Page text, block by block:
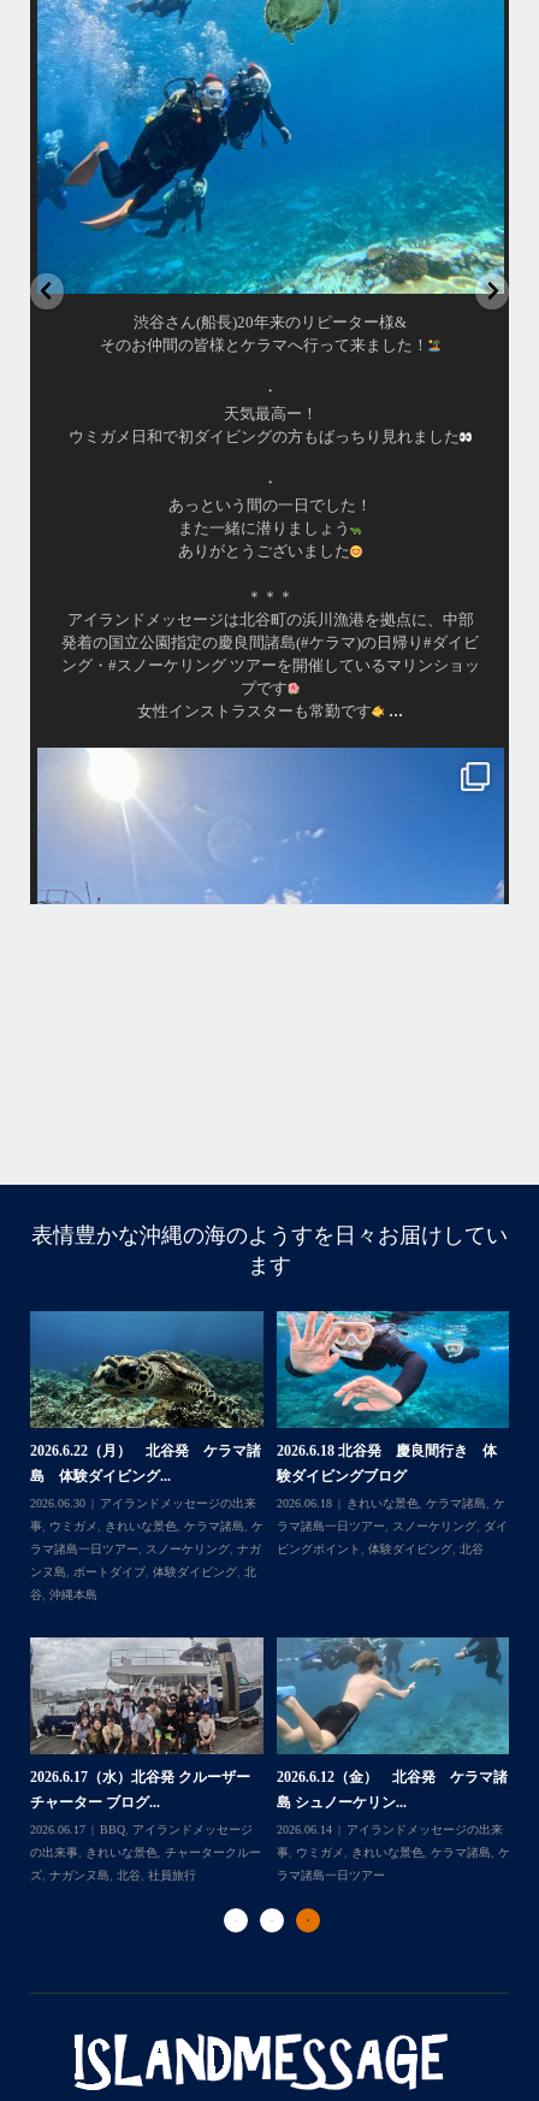
昔よく潜りに来て下さっていたリピーターさんの子供が10才になったの
で一緒にダイビングデビュー…なんて嬉しいシチュエーションもあり、
毎日色々なお客様と楽しくご一緒させて頂いてます
渡嘉敷島の方も夏には珍しい北風つづきのおかげでビーチが穏やか
...
8月 14
はいさい！
アイランドメッセージです
最近投稿できてませんでしたが今シーズンも渡嘉敷島上陸
ツアーとケラマ体験ダイビング&シュノーケル班に分かれて
毎日海へ行っております
海が穏やかな日がずーっと続いていてボートダイビングに
は最高のコンディションです！
昔よく潜りに来て下さっていたリピーターさんの子供が10
才になったので一緒にダイビングデビュー…なんて嬉しい
緒させて頂いてます
•
渡嘉敷島の方も夏には珍しい北風つづきのおかげでビーチ
が穏やか
...
island.message
・
最近は、連日クルーザーチャーターのご利用が続いていて梅雨明け後の
パーフェクトな海でバナナボートに船上BBQ、シュノーケリングとお楽
しみ頂いております
何ヶ月も前からやり取りさせて頂き温めていたご予約でしたので、お天
はいさい
アイランドメッセージです
最近は、連日クルーザーチャーターのご利用が続いていて
梅雨明け後のパーフェクトな海でバナナボートに船上
BBQ、シュノーケリングとお楽しみ頂いております
・
・
何ヶ月も前からやり取りさせて頂き温めていたご予約でし
たので、お天気とコンディションに恵まれて、皆さん大満
足な一日を過ごして頂けて本当によかったです
また来年も社員旅行で沖縄へいらっしゃる際は是非ご利用
くださいね！！
...
表情豊かな沖縄の海のようすを日々お届けしてい
ます
【台風13号によるツアー中止のお知
らせ】
2026.08.06
アイランドメッセージの出来
事, 台風
2026.8.2（火） 北谷発 ケラマ諸
島 体験ダイビング&...
2026.08.03
アイランドメッセージの出来
事,きれいな景色,ケラマ諸島, ケラマ諸島
一日ツアー ,スノーケリング,ナガンヌ島
2026.7.28（火） 北谷発 ケラマ諸
島 体験ダイビング...
2026.07.30
アイランドメッセージの出来
事,ウミウシ ,きれいな景色, ケラマ諸島,ケ
ラマ諸島一日ツアー,スノーケリング, 体験
ダイビング,北谷
2026.7.23 北谷発 慶良間行き 体
験ダイビング＆シュ...
ケラマ諸島